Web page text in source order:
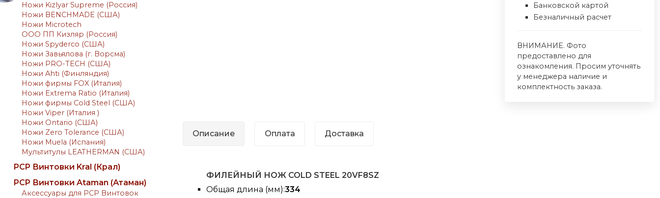
Ножи Kizlyar Supreme (Россия)
Ножи BENCHMADE (США)
Ножи Microtech
ООО ПП Кизляр (Россия)
Ножи Spyderco (США)
Ножи Завьялова (г. Ворсма)
Ножи PRO-TECH (США)
Ножи Ahti (Финляндия)
Ножи фирмы FOX (Италия)
Ножи Extrema Ratio (Италия)
Ножи фирмы Cold Steel (США)
Ножи Viper (Италия )
Ножи Ontario (США)
Ножи Zero Tolerance (США)
Ножи Muela (Испания)
Мультитулы LEATHERMAN (США)
PCP Винтовки Kral (Крал)
PCP Винтовки Ataman (Атаман)
Аксессуары для PCP Винтовок
Банковской картой
Безналичный расчет
ВНИМАНИЕ. Фото
предоставлено для
ознакомления. Просим уточнять
у менеджера наличие и
комплектность заказа.
Описание Оплата Доставка
ФИЛЕЙНЫЙ НОЖ COLD STEEL 20VF8SZ
Общая длина (мм):334